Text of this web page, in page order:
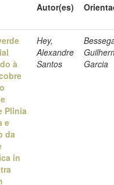
Autor(es)
à
Plinia
e
da
in
Hey,
Alexandre
Santos
Garcia